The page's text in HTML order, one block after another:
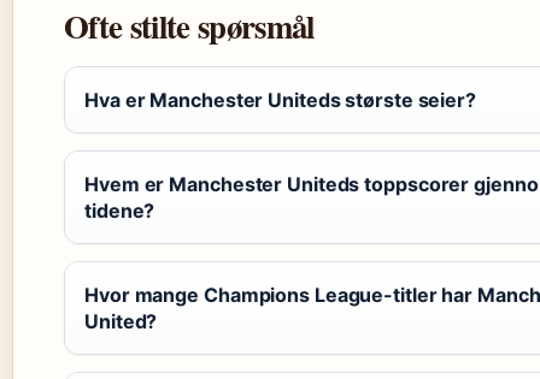
Ofte stilte spørsmål
Hva er Manchester Uniteds største seier?
Hvem er Manchester Uniteds toppscorer
tidene?
Hvor mange Champions League-titler har
United?